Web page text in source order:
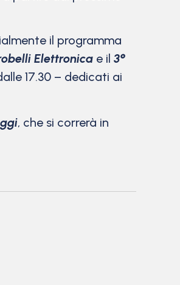
il programma
Elettronica e il 3°
17.30 – dedicati ai
, che si correrà in